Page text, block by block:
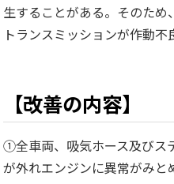
生することがある。そのため
トランスミッションが作動不
【改善の内容】
①全車両、吸気ホース及びス
が外れエンジンに異常がみと